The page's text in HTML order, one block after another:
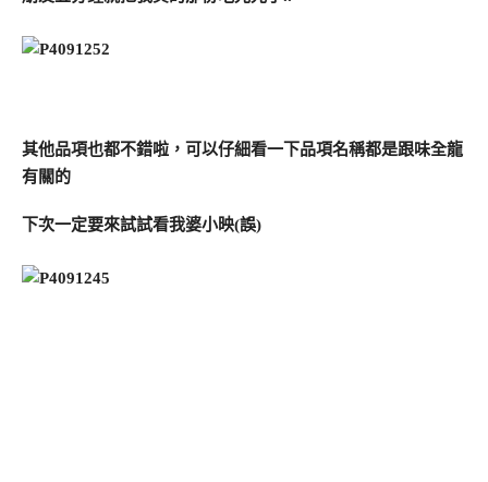
其他品項也都不錯啦，可以仔細看一下品項名稱都是跟味全龍
有關的
下次一定要來試試看我婆小映(誤)